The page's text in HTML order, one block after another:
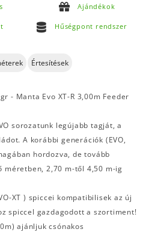
Ajándékok
Hűségpont rendszer
Értesítések
- Manta Evo XT-R 3,00m Feeder
sorozatunk legújabb tagját, a
A korábbi generációk (EVO,
hordozva, de tovább
méretben, 2,70 m-től 4,50 m-ig
XT ) spiccei kompatibilisek az új
spiccel gazdagodott a szortiment!
ajánljuk csónakos